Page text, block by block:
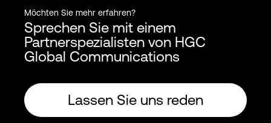
Möchten Sie mehr erfahren?
Sprechen Sie mit einem
Partnerspezialisten von HGC
Global Communications
Lassen Sie uns reden